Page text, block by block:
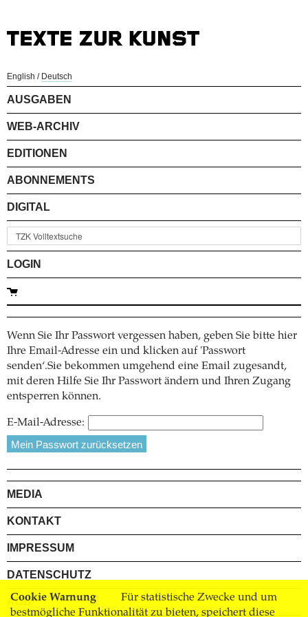
Cookie Warnung
Für statistische Zwecke und um
bestmögliche Funktionalität zu bieten, speichert diese
English / Deutsch
AUSGABEN
WEB-ARCHIV
EDITIONEN
ABONNEMENTS
DIGITAL
LOGIN
Wenn Sie Ihr Passwort vergessen haben, geben Sie bitte hier
Ihre Email-Adresse ein und klicken auf 'Passwort
senden‘.Sie bekommen umgehend eine Email zugesandt,
mit deren Hilfe Sie Ihr Passwort ändern und Ihren Zugang
entsperren können.
E-Mail-Adresse:
MEDIA
KONTAKT
IMPRESSUM
DATENSCHUTZ
AGB